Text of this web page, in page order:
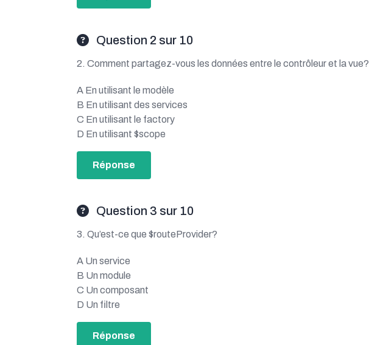
Question 2 sur 10
2. Comment partagez-vous les données entre le contrôleur et la vue?
A En utilisant le modèle
B En utilisant des services
C En utilisant le factory
D En utilisant $scope
Réponse
Question 3 sur 10
3. Qu’est-ce que $routeProvider?
A Un service
B Un module
C Un composant
D Un filtre
Réponse